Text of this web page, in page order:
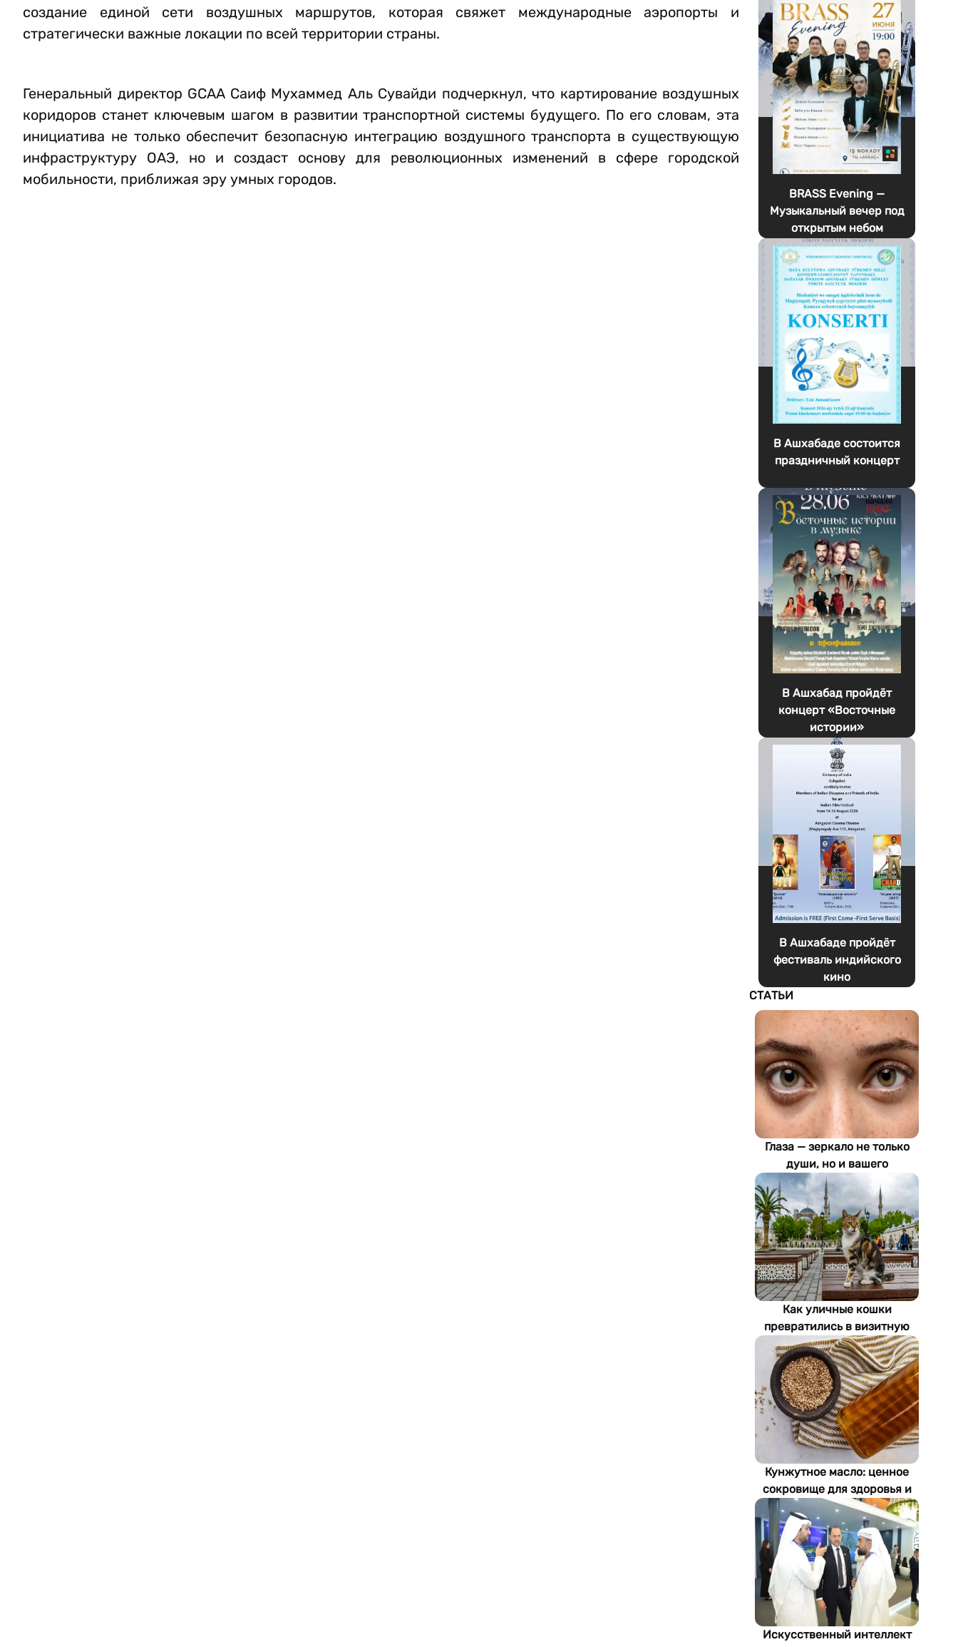
создание единой сети воздушных маршрутов, которая свяжет международные аэропорты и
стратегически важные локации по всей территории страны.
Генеральный директор GCAA Саиф Мухаммед Аль Сувайди подчеркнул, что картирование воздушных
коридоров станет ключевым шагом в развитии транспортной системы будущего. По его словам, эта
инициатива не только обеспечит безопасную интеграцию воздушного транспорта в существующую
инфраструктуру ОАЭ, но и создаст основу для революционных изменений в сфере городской
мобильности, приближая эру умных городов.
BRASS Evening —
Музыкальный вечер под
открытым небом
В Ашхабаде состоится
праздничный концерт
В Ашхабад пройдёт
концерт «Восточные
истории»
В Ашхабаде пройдёт
фестиваль индийского
кино
СТАТЬИ
Глаза — зеркало не только
души, но и вашего
здоровья: как ИИ находит
болезни по фотографии
Как уличные кошки
превратились в визитную
карточку Стамбула
Кунжутное масло: ценное
сокровище для здоровья и
экономики Туркменистана
Искусственный интеллект